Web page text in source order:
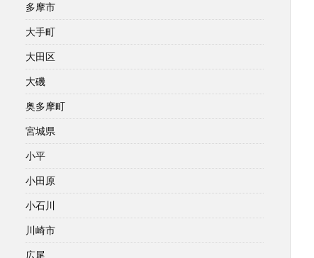
多摩市
大手町
大田区
大磯
奥多摩町
宮城県
小平
小田原
小石川
川崎市
広尾